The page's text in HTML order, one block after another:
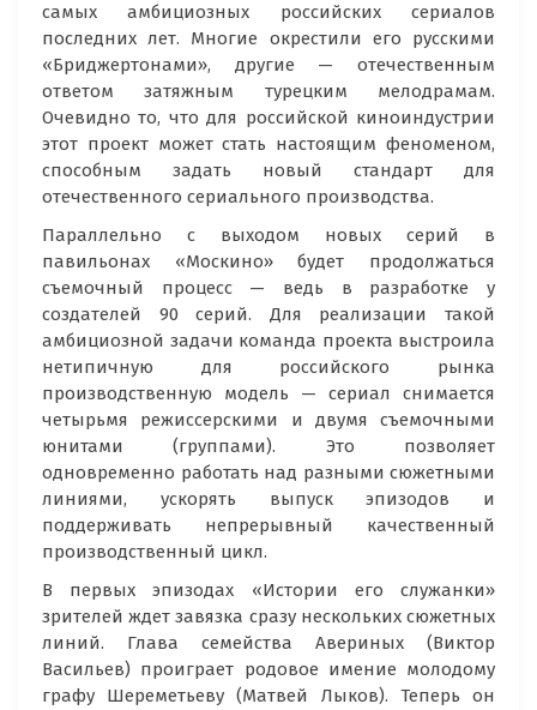
самых амбициозных российских сериалов
последних лет. Многие окрестили его русскими
«Бриджертонами», другие — отечественным
ответом затяжным турецким мелодрамам.
Очевидно то, что для российской киноиндустрии
этот проект может стать настоящим феноменом,
способным задать новый стандарт для
отечественного сериального производства.
Параллельно с выходом новых серий в
павильонах «Москино» будет продолжаться
съемочный процесс — ведь в разработке у
создателей 90 серий. Для реализации такой
амбициозной задачи команда проекта выстроила
нетипичную для российского рынка
производственную модель — сериал снимается
четырьмя режиссерскими и двумя съемочными
юнитами (группами). Это позволяет
одновременно работать над разными сюжетными
линиями, ускорять выпуск эпизодов и
поддерживать непрерывный качественный
производственный цикл.
В первых эпизодах «Истории его служанки»
зрителей ждет завязка сразу нескольких сюжетных
линий. Глава семейства Авериных (Виктор
Васильев) проиграет родовое имение молодому
графу Шереметьеву (Матвей Лыков). Теперь он